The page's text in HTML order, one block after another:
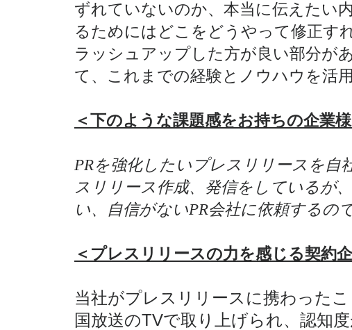
ずれていないのか、本当に伝えたい
るためにはどこをどうやって修正す
ラッシュアップした方が良い部分が
て、これまでの経験とノウハウを活
＜下のような課題感をお持ちの企業
PRを強化したい プレスリリースを自
スリリース作成、発信をしているが
い、自信がないPR会社に依頼するの
＜プレスリリースの力を感じる契約
当社がプレスリリースに携わった
国放送のTVで取り上げられ、認知